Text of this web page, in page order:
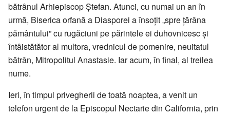
bătrânul Arhiepiscop Ștefan. Atunci, cu numai un an în
urmă, Biserica orfană a Diasporei a însoțit „spre țărâna
pământului” cu rugăciuni pe părintele ei duhovnicesc și
întâistătător al multora, vrednicul de pomenire, neuitatul
bătrân, Mitropolitul Anastasie. Iar acum, în final, al treilea
nume.
Ieri, în timpul privegherii de toată noaptea, a venit un
telefon urgent de la Episcopul Nectarie din California, prin